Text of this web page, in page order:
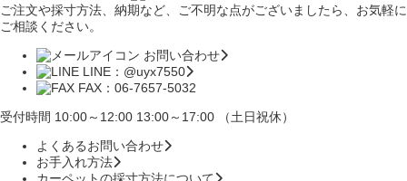
ご注文や採寸方法、納期など、ご不明な点がございましたら、お気軽に
ご相談ください。
お問い合わせ
LINE：@uyx7550
FAX：06-7657-5032
受付時間 10:00～12:00 13:00～17:00 （土日祝休）
よくあるお問い合わせ
お手入れ方法